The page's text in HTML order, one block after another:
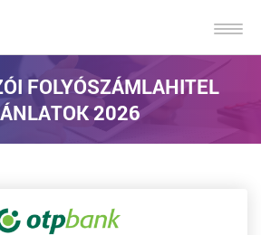
FOLYÓSZÁMLAHITEL
2026